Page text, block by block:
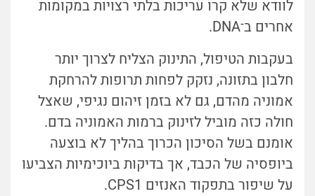
לוודא שלא קרו עריכות בלתי רצויות במקומות
אחרים ב־DNA.
בעקבות הטיפול, התינוק הצליח לצרוך יותר
חלבון בתזונה, נזקק לפחות תרופות להרחקת
אמוניה מהדם, גם לא בזמן זיהום נגיפי, שאצל
חולה כזה מוביל לזינוק ברמות האמוניה בדם.
אומנם בשל הסיכון הכרוך בהליך לא בוצעה
ביופסיה של הכבד, אך בדיקות ביוכימיות הצביעו
על שיפור בתפקוד האנזים CPS1.